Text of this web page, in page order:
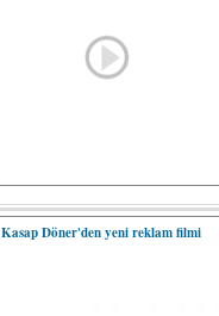
Kasap Döner'den yeni reklam filmi